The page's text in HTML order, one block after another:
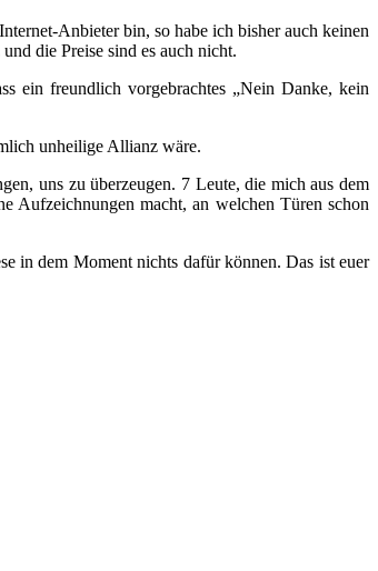
Anbieter bin, so habe ich bisher auch keinen
die Preise sind es auch nicht.
ein freundlich vorgebrachtes „Nein Danke, kein
unheilige Allianz wäre.
uns zu überzeugen. 7 Leute, die mich aus dem
Aufzeichnungen macht, an welchen Türen schon
in dem Moment nichts dafür können. Das ist euer